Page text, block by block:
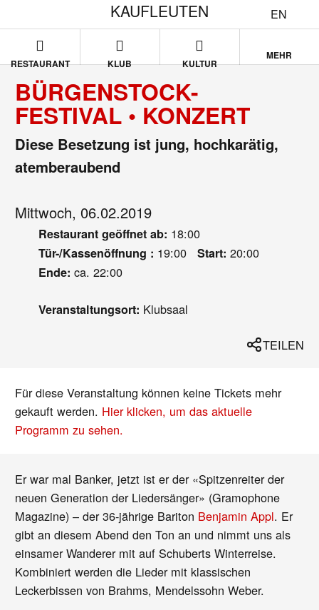
EN
KAUFLEUTEN
RESTAURANT KLUB KULTUR
MEHR
BÜRGENSTOCK-
FESTIVAL • KONZERT
Diese Besetzung ist jung, hochkarätig,
atemberaubend
Mittwoch, 06.02.2019
Restaurant geöffnet ab: 18:00
Tür-/Kassenöffnung : 19:00 Start: 20:00
Ende: ca. 22:00
Veranstaltungsort: Klubsaal
TEILEN
Für diese Veranstaltung können keine Tickets mehr
gekauft werden. Hier klicken, um das aktuelle
Programm zu sehen.
Er war mal Banker, jetzt ist er der «Spitzenreiter der
neuen Generation der Liedersänger» (Gramophone
Magazine) – der 36-jährige Bariton Benjamin Appl. Er
gibt an diesem Abend den Ton an und nimmt uns als
einsamer Wanderer mit auf Schuberts Winterreise.
Kombiniert werden die Lieder mit klassischen
Leckerbissen von Brahms, Mendelssohn Weber.